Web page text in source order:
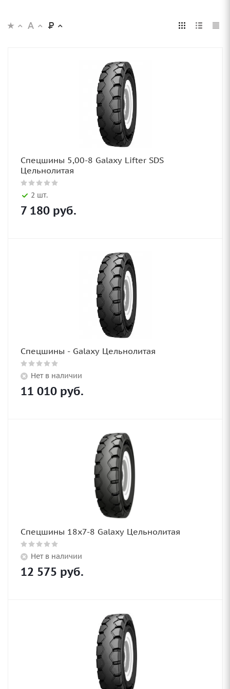
Спецшины 5,00-8 Galaxy Lifter SDS
Цельнолитая
2 шт.
7 180 руб.
Спецшины - Galaxy Цельнолитая
Нет в наличии
11 010 руб.
Спецшины 18x7-8 Galaxy Цельнолитая
Нет в наличии
12 575 руб.